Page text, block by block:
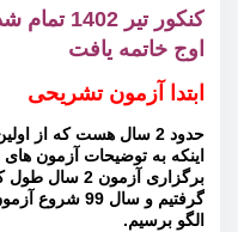
اوج خاتمه یافت
ابتدا آزمون تشریحی
حدود 2 سال هست که از
اینکه به توضیحات آزمون
برگزاری
گرفتیم و سال
الگو برسیم.